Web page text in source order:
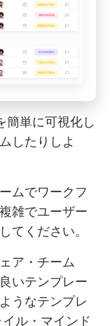
簡単に可視化し
したりしよ
ムでワークフ
雑でユーザー
てください。
ア・チーム
いテンプレー
うなテンプレ
ル・マインド